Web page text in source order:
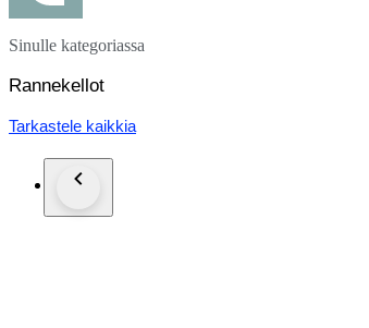
Sinulle kategoriassa
Rannekellot
Tarkastele kaikkia